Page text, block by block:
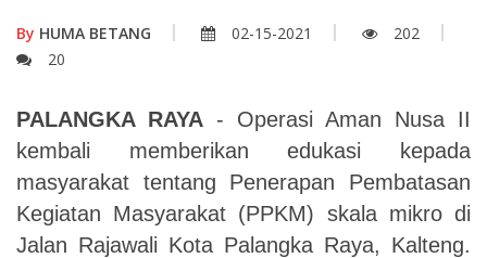
By HUMA BETANG 02-15-2021
202
20
PALANGKA RAYA - Operasi Aman Nusa II
kembali memberikan edukasi kepada
masyarakat tentang Penerapan Pembatasan
Kegiatan Masyarakat (PPKM) skala mikro di
Jalan Rajawali Kota Palangka Raya, Kalteng.